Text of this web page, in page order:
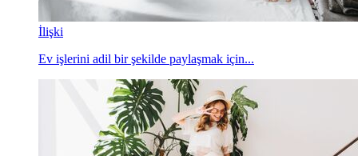
İlişki
Ev işlerini adil bir şekilde paylaşmak için...